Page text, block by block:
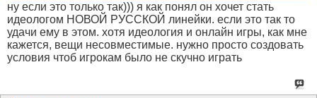
ну если это только так))) я как понял он хочет стать
идеологом НОВОЙ РУССКОЙ линейки. если это так то
удачи ему в этом. хотя идеология и онлайн игры, как мне
кажется, вещи несовместимые. нужно просто создовать
условия чтоб игрокам было не скучно играть